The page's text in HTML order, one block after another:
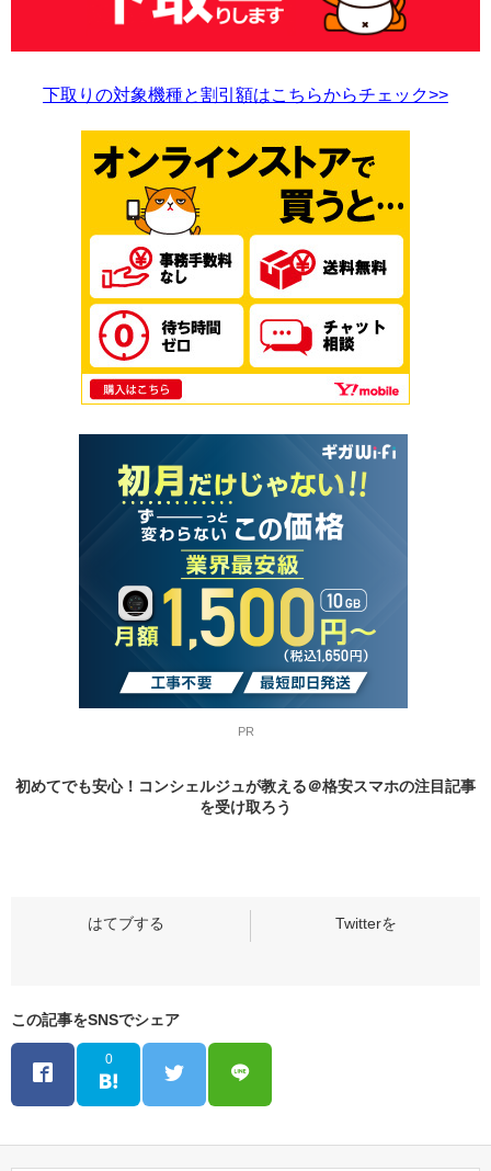
下取りの対象機種と割引額はこちらからチェック>>
PR
初めてでも安心！コンシェルジュが教える＠格安スマホの注目記事
を受け取ろう
この記事をSNSでシェア
0